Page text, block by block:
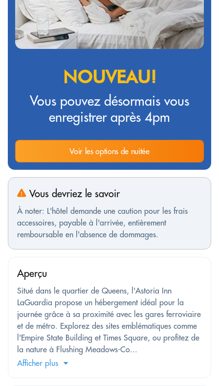
NOUVEAU!
Vous pouvez désormais vous
enregistrer après 4pm
Voir les options de nuitée
Vous devriez le savoir
À noter: L'hôtel demande une caution pour les frais
accessoires, payable à l'arrivée, entièrement
remboursable en l'absence de dommages.
Aperçu
Situé dans le quartier de Queens, l'Astoria Inn
LaGuardia propose un hébergement idéal pour la
journée grâce à sa proximité avec les gares ferroviaire
et de métro. Explorez des sites emblématiques comme
l'Empire State Building et Times Square, ou profitez de
la nature à Flushing Meadows-Co...
Afficher plus